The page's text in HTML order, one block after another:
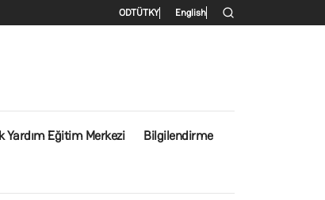
İkincil menü
ODTÜTKY English
Yardım Eğitim Merkezi
Bilgilendirme